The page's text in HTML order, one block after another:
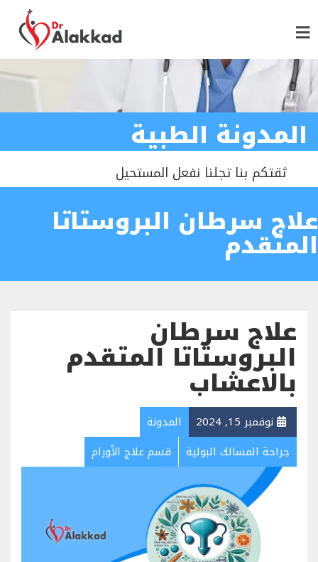
المدونة الطبية
ثقتكم بنا تجلنا نفعل المستحيل
علاج سرطان البروستاتا
المتقدم
علاج سرطان
البروستاتا المتقدم
بالاعشاب
نوفمبر 15, 2024
المدونة
جراحة المسالك البولية
قسم علاج الأورام